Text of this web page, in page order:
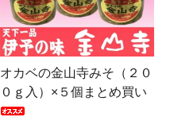
オカベの金山寺みそ（２０
０ｇ入）×５個まとめ買い